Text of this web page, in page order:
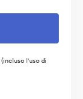
(incluso l'uso di